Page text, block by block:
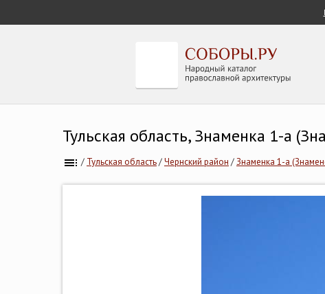
Тульская область, Знаменка 1-а
/ Тульская область/Чернский район /Знаменка 1-а